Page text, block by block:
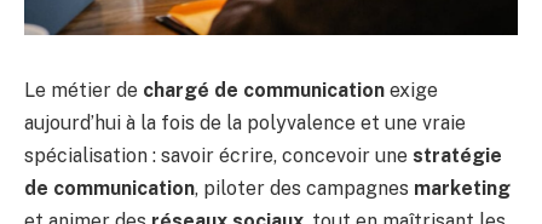
Le métier de chargé de communication exige
aujourd’hui à la fois de la polyvalence et une vraie
spécialisation : savoir écrire, concevoir une stratégie
de communication, piloter des campagnes marketing